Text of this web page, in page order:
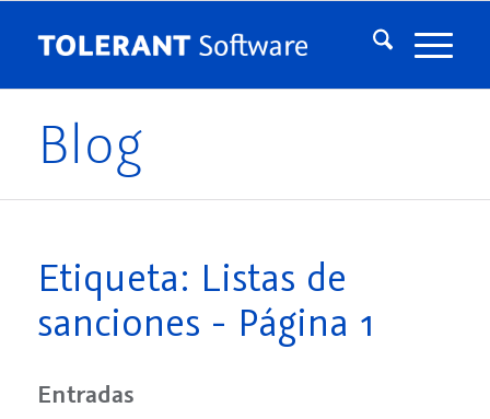
Blog
Etiqueta: Listas de
sanciones - Página 1
Entradas